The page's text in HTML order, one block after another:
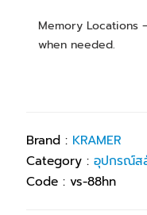
Memory Locations
when needed.
Brand : KRAMER
Category : อุปกรณ์ส
Code : vs-88hn